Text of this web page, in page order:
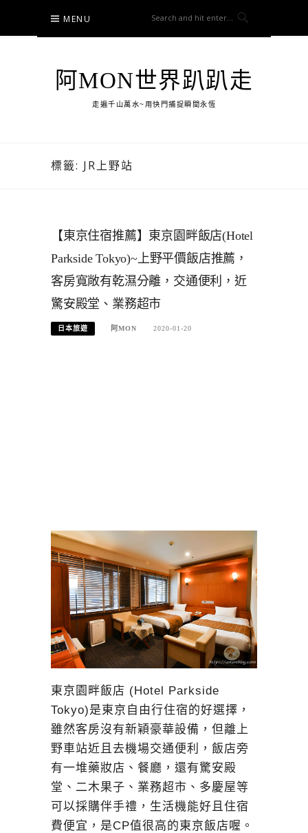
content
MENU
阿MON世界趴趴走
走遍千山萬水~用快門捕捉瞬間永恆
標籤: JR上野站
【東京住宿推薦】東京園畔飯店(Hotel
Parkside Tokyo)~上野平價飯店推薦，
客房寬敞有乾濕分離，交通便利，近
驚安殿堂、業務超市
日本旅遊 阿MON 2020-01-20
東京園畔飯店 (Hotel Parkside
Tokyo)是東京自由行住宿的好選擇，
雖然客房沒有新穎豪華設備，但離上
野車站近且去機場交通便利，飯店旁
有一堆藥妝店、餐廳，還有驚安殿
堂、二木果子、業務超市、多慶屋等
可以採購伴手禮，生活機能好且住宿
費便宜，是CP值很高的東京飯店喔。